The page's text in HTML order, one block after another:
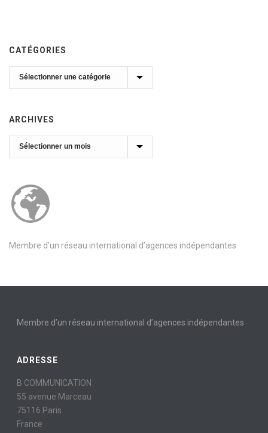
CATÉGORIES
Catégories
ARCHIVES
Archives
Membre d’un réseau international d’agences indépendantes
Membre d’un réseau international d’agences indépendantes
ADRESSE
B COMMUNICATION
55 avenue Marceau
75116 Paris
France